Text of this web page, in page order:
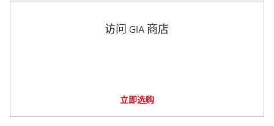
访问 GIA 商店
立即选购